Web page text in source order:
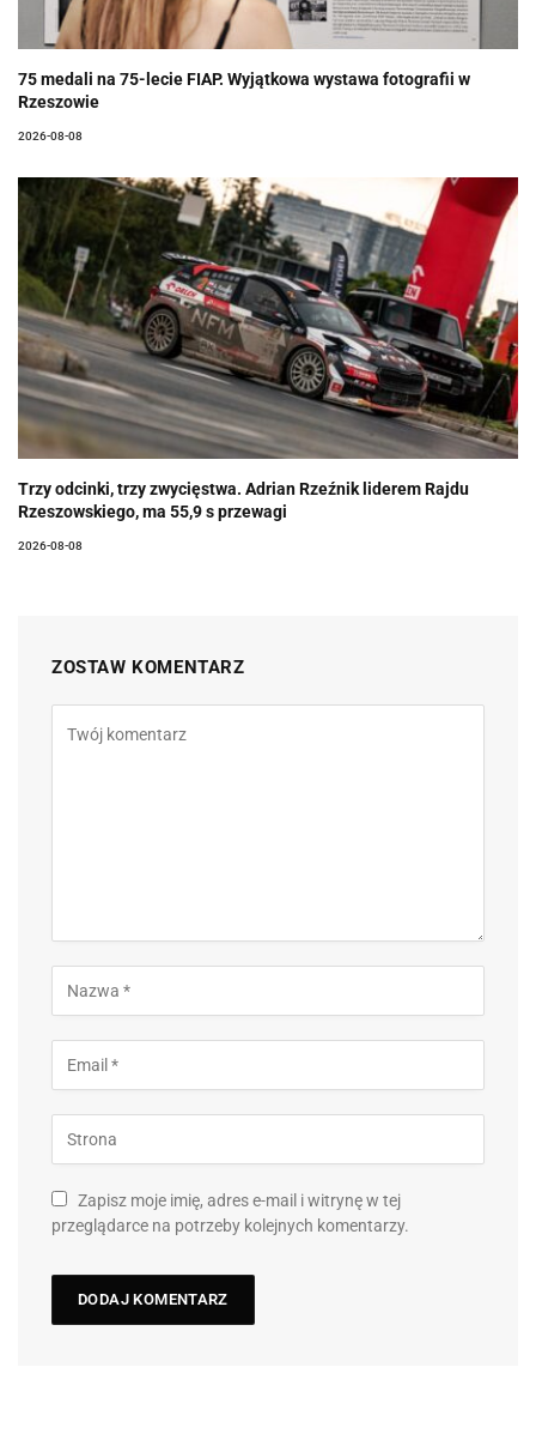
75 medali na 75-lecie FIAP. Wyjątkowa wystawa fotografii w
Rzeszowie
2026-08-08
Trzy odcinki, trzy zwycięstwa. Adrian Rzeźnik liderem Rajdu
Rzeszowskiego, ma 55,9 s przewagi
2026-08-08
ZOSTAW KOMENTARZ
Zapisz moje imię, adres e-mail i witrynę w tej
przeglądarce na potrzeby kolejnych komentarzy.